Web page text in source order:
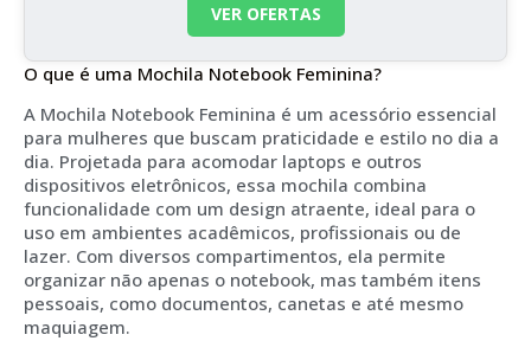
VER OFERTAS
O que é uma Mochila Notebook Feminina?
A Mochila Notebook Feminina é um acessório essencial
para mulheres que buscam praticidade e estilo no dia a
dia. Projetada para acomodar laptops e outros
dispositivos eletrônicos, essa mochila combina
funcionalidade com um design atraente, ideal para o
uso em ambientes acadêmicos, profissionais ou de
lazer. Com diversos compartimentos, ela permite
organizar não apenas o notebook, mas também itens
pessoais, como documentos, canetas e até mesmo
maquiagem.